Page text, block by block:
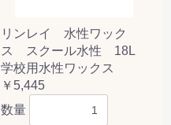
リンレイ 水性ワック
ス スクール水性 18L
学校用水性ワックス
￥5,445
数量